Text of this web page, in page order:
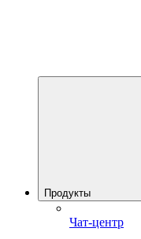
Продукты
Чат-центр